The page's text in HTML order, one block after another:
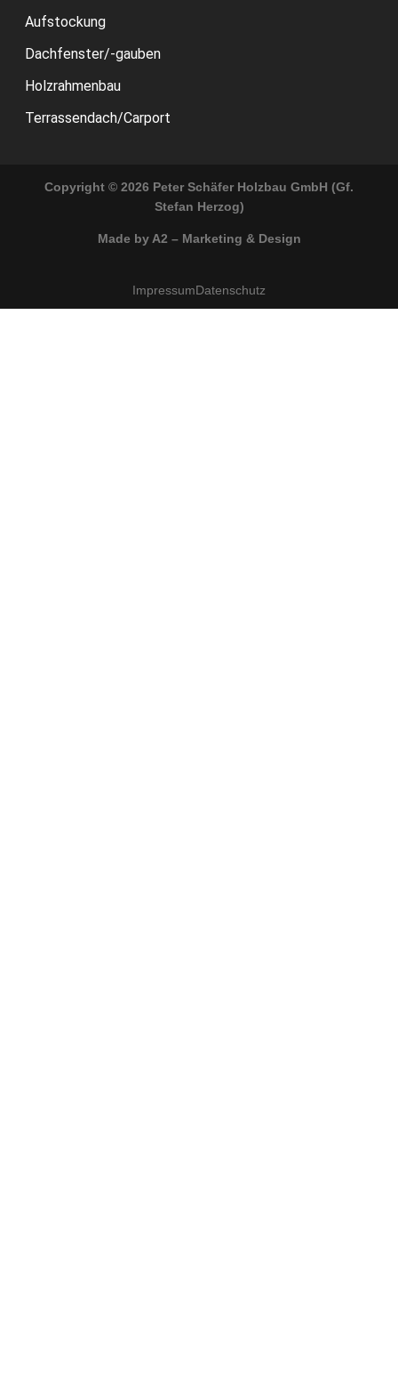
Aufstockung
Dachfenster/-gauben
Holzrahmenbau
Terrassendach/Carport
Copyright © 2026 Peter Schäfer Holzbau GmbH (Gf.
Stefan Herzog)
Made by A2 – Marketing & Design
ImpressumDatenschutz